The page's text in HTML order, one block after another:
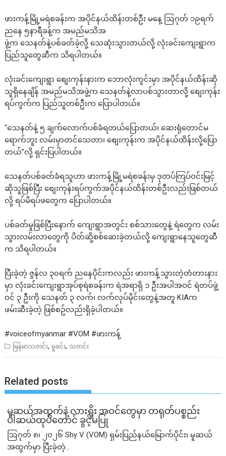
ဖားကန့်မြို့မရဲစခန်းက အပိုင်နယ်ထိန်းတစ်ဦး မနေ့ ဩဂုတ် ၁၉ရက်
ညနေ ၅နာရီခန့်က အမည်မသိအ
ဖွဲ့က သေနတ်နဲ့ပစ်ခတ်ခဲ့လို့ သေဆုံးသွားတယ်လို့ လုံးခင်းကျေးရွာက
ပြည်သူတွေဆီက သိရပါတယ်။
လုံးခင်းကျေးရွာ စျေးကုန်းနားက ဘောလုံးကွင်းမှာ အပိုင်နယ်ထိန်းဆို
သူရှိနေချိန် အမည်မသိအဖွဲ့က သေနတ်နဲ့လာပစ်သွားတာလို့ စျေးကုန်း
ရပ်ကွက်က ပြည်သူတစ်ဦးက ပြောပါတယ်။
“သေနတ်နဲ့ ၅ ချက်လောက်ပစ်ခံရတယ်ပြောတယ်၊ ဆေးရုံတောင်မ
ရောက်ဘူး လမ်းမှာတင်သေတာ၊ စျေးကုန်းက အပိုင်နယ်ထိန်းလို့ပြော
တယ်”လို့ ရှင်းပြပါတယ်။
သေနတ်ပစ်ခတ်ခံရသူဟာ ဖားကန့်မြို့မရဲစခန်းမှ ဒုတပ်ကြပ်ဝင်းမြင့်
ဆိုသူဖြစ်ပြီး စျေးကုန်းရပ်ကွက်အပိုင်နယ်ထိန်းတစ်ဦးလည်းဖြစ်တယ်
လို့ ရပ်မိရပ်ဖတွေက ပြောပါတယ်။
ပစ်ခတ်မှုဖြစ်ပြီးနောက် ကျေးရွာအတွင်း စစ်သားတွေနဲ့ ရဲတွေက လမ်း
သွားလမ်းလာတွေကို ပိတ်ဆို့စစ်ဆေးခဲ့တယ်လို့ ကျေးရွာနေသူတွေဆီ
က သိရပါတယ်။
ပြီးခဲ့တဲ့ ဇွန်လ ၃၀ရက် ညနေပိုင်းကလည်း ဖားကန့်သွားတဲ့တံတားနား
မှာ လုံးခင်းကျေးရွာအုပ်စုရဲစခန်းက ရဲအရာရှိ ၁ ဦးအပါအဝင် ရဲတပ်ဖွဲ့
ဝင် ၃ ဦးကို သေနတ် ၃ လက်၊ လက်လုပ်မိုင်းတွေနဲ့အတူ KIAက
ဖမ်းဆီးခဲ့တဲ့ ဖြစ်စဥ်လည်းရှိခဲ့ပါတယ်။
#voiceofmyanmar #VOM #ဖားကန့
မြန်မာသတင်း,မှုခင်း, သတင်း
Related posts
မူဆယ်အထွက်နဲ့ လားရှိုး အဝင်တွေမှာ တရုတ်ပစ္စည်း
ပါဆယ်ထုပ်တောင် ခွင့်မပြု
ဩဂုတ် ၈၊ ၂၀၂၆ Shy V (VOM) ရှမ်းပြည်နယ်မြောက်ပိုင်း၊ မူဆယ်
အထွက်မှာ ပြီးခဲ့တဲ့...